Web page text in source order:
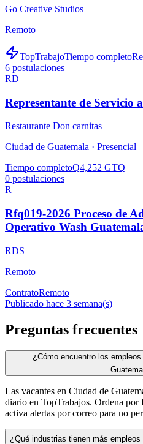
Go Creative Studios
Remoto
TopTrabajoTiempo completo
6 postulaciones
RD
Representante de Servicio
Restaurante Don carnitas
Ciudad de Guatemala · Presencial
Tiempo completoQ4,252 GTQ
0 postulaciones
R
Rfq019-2026 Proceso de
Operativo Wash
RDS
Remoto
ContratoRemoto
Publicado hace 3 semana(s)
Preguntas frecuentes
¿Cómo encuentro los
Las vacantes en Ciudad de
diario en TopTrabajos. Ordena por
activa alertas por correo para no
¿Qué industrias tienen más